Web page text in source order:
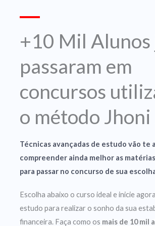
+10 Mil Alunos
passaram em
concursos
o método
Técnicas avançadas de estudo vão te
compreender ainda melhor as
para passar no concurso de sua
Escolha abaixo o curso ideal e inicie
estudo para realizar o sonho da sua
financeira. Faça como os mais de 10 mil